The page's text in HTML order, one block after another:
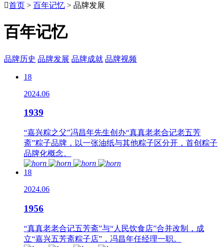
首页 > 百年记忆 > 品牌发展
百年记忆
品牌历史 品牌发展 品牌成就 品牌视频
18
2024.06
1939
“嘉兴粽之父”冯昌年先生创办“真真老老合记老五芳
斋”粽子品牌，以一张油纸与其他粽子区分开，首创粽子
品牌化概念。
18
2024.06
1956
“真真老老合记五芳斋”与“人民饮食店”合并改制，成
立“嘉兴五芳斋粽子店”，冯昌年任经理一职。